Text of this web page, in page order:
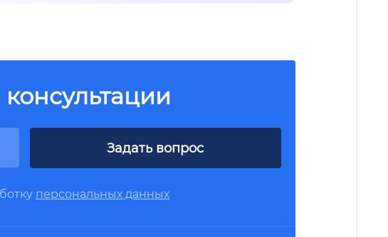
Задать вопрос
персональных данных